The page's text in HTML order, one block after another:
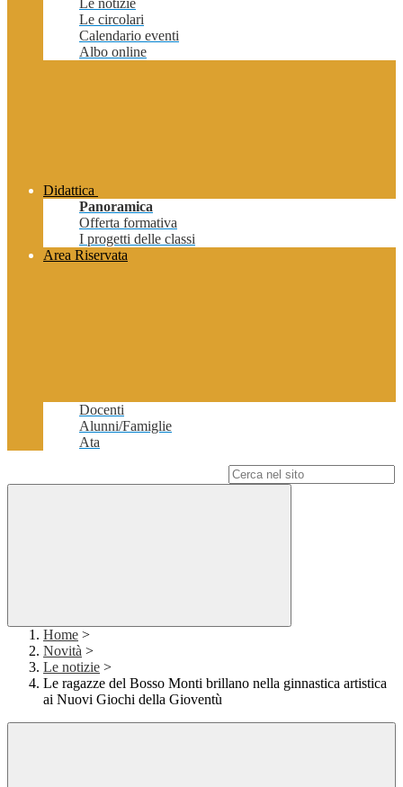
Le notizie
Le circolari
Calendario eventi
Albo online
Didattica
Panoramica
Offerta formativa
I progetti delle classi
Area Riservata
Docenti
Alunni/Famiglie
Ata
Home >
Novità >
Le notizie >
Le ragazze del Bosso Monti brillano nella ginnastica artistica
ai Nuovi Giochi della Gioventù